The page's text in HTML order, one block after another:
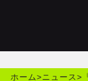
ホーム>ニュース>